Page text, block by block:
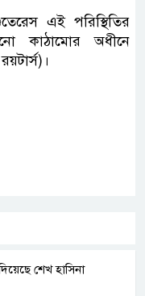
এই পরিস্থিতির
কাঠামোর অধীনে
শেখ হাসিনা